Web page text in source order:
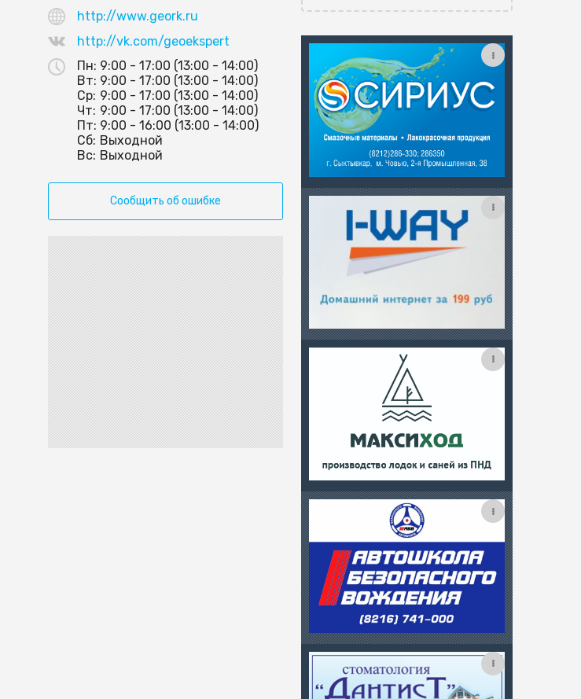
http://www.geork.ru
http://vk.com/geoekspert
Пн: 9:00 - 17:00 (13:00 - 14:00)
Вт: 9:00 - 17:00 (13:00 - 14:00)
Ср: 9:00 - 17:00 (13:00 - 14:00)
Чт: 9:00 - 17:00 (13:00 - 14:00)
Пт: 9:00 - 16:00 (13:00 - 14:00)
Сб: Выходной
Вс: Выходной
Сообщить об ошибке